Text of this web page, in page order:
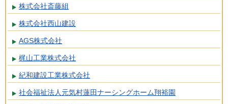
株式会社斎藤組
株式会社西山建設
AGS株式会社
梶山工業株式会社
紀和建設工業株式会社
社会福祉法人元気村蓮田ナーシングホーム翔裕園